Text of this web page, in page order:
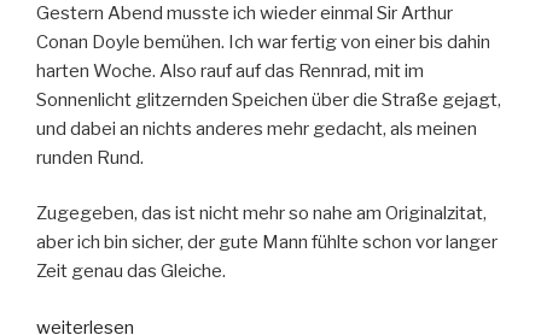
Gestern Abend musste ich wieder einmal Sir Arthur
Conan Doyle bemühen. Ich war fertig von einer bis dahin
harten Woche. Also rauf auf das Rennrad, mit im
Sonnenlicht glitzernden Speichen über die Straße gejagt,
und dabei an nichts anderes mehr gedacht, als meinen
runden Rund.
Zugegeben, das ist nicht mehr so nahe am Originalzitat,
aber ich bin sicher, der gute Mann fühlte schon vor langer
Zeit genau das Gleiche.
„Rennrad
weiterlesen